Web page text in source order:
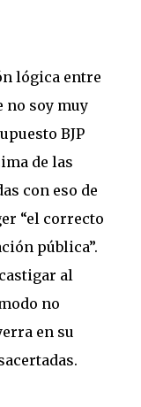
lógica entre
no soy muy
BJP
de las
con eso de
“el correcto
pública”.
al
no
en su